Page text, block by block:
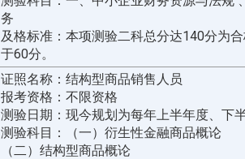
务
及格标准：本项测验二科总分达140分为
于60分。
证照名称：结构型商品销售人员
报考资格：不限资格
测验日期：现今规划为每年上半年度、下
测验科目：（一）衍生性金融商品概论
（二）结构型商品概论